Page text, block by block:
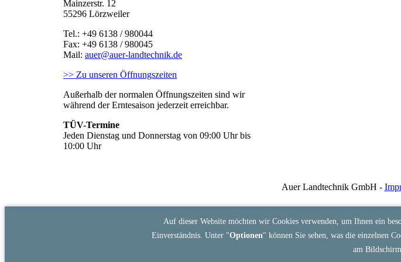
Mainzerstr. 12
55296 Lörzweiler
Tel.: +49 6138 / 980044
Fax: +49 6138 / 980045
Mail: auer@auer-landtechnik.de
>> Zu unseren Öffnungszeiten
Außerhalb der normalen Öffnungszeiten sind wir
während der Erntesaison jederzeit erreichbar.
TÜV-Termine
Jeden Dienstag und Donnerstag von 09:00 Uhr bis
10:00 Uhr
Auer Landtechnik GmbH -
Auf dieser Website möchten wir Cookies verwenden, um Ihnen ein
Einverständnis. Unter "Optionen" können Sie sehen, was die einzelnen
am